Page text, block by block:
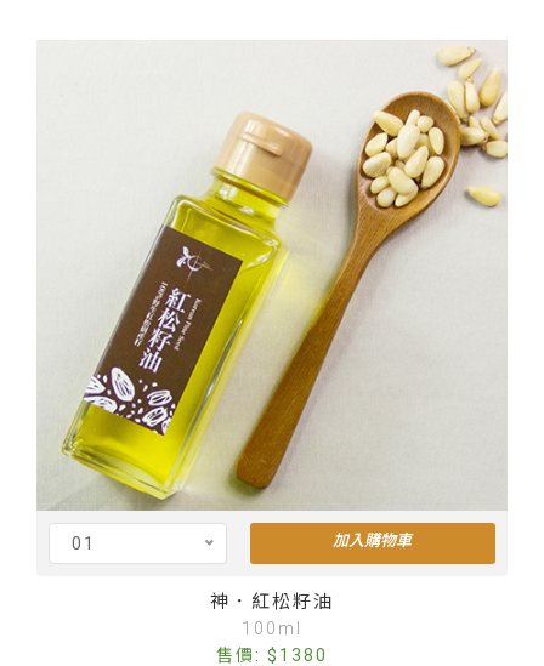
01 加入購物車
神．紅松籽油
100ml
售價: $1380